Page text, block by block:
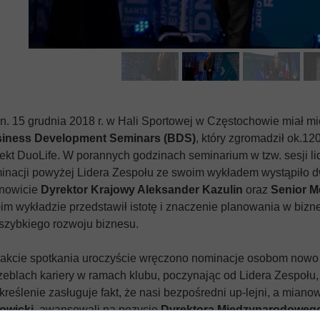
15 grudnia 2018 r. w Hali Sportowej w Częstochowie miał
Development Seminars (BDS), który zgromadził
DuoLife. W porannych godzinach seminarium w tzw. sesji
powyżej Lidera Zespołu ze swoim wykładem wystąpiło
Dyrektor Krajowy Aleksander Kazulin oraz Senior
wykładzie przedstawił istotę i znaczenie planowania w
rozwoju biznesu.
spotkania uroczyście wręczono nominacje osobom
kariery w ramach klubu, poczynając od Lidera
zasługuje fakt, że nasi bezpośredni up-lejni, a
awansowali na pozycjęDyrektora